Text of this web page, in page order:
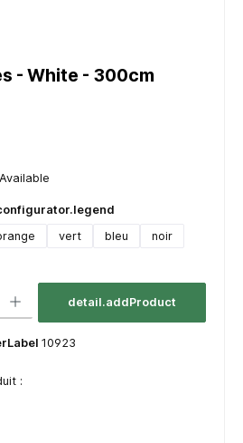
- White - 300cm
vert bleu
noir
detail.addProduct
10923
: